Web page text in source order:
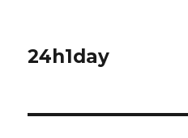
24h1day